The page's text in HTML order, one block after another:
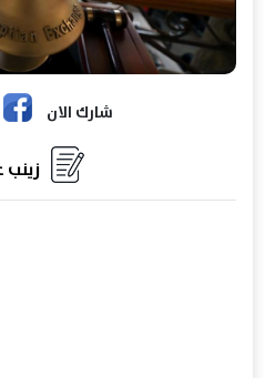
شارك الان
زينب